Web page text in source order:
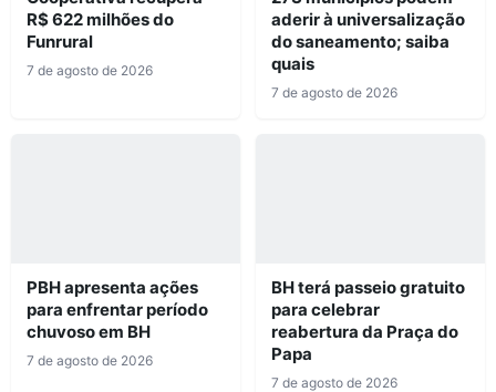
R$ 622 milhões do
Funrural
7 de agosto de 2026
aderir à universalização
do saneamento; saiba
quais
7 de agosto de 2026
PBH apresenta ações
para enfrentar período
chuvoso em BH
7 de agosto de 2026
BH terá passeio gratuito
para celebrar
reabertura da Praça do
Papa
7 de agosto de 2026